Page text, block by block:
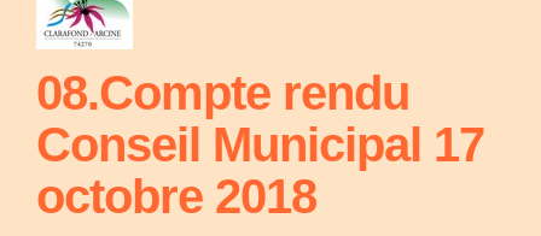
08.Compte rendu
Conseil Municipal 17
octobre 2018